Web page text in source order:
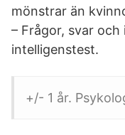
mönstrar än
– Frågor, svar
intelligenstest.
+/- 1 år.